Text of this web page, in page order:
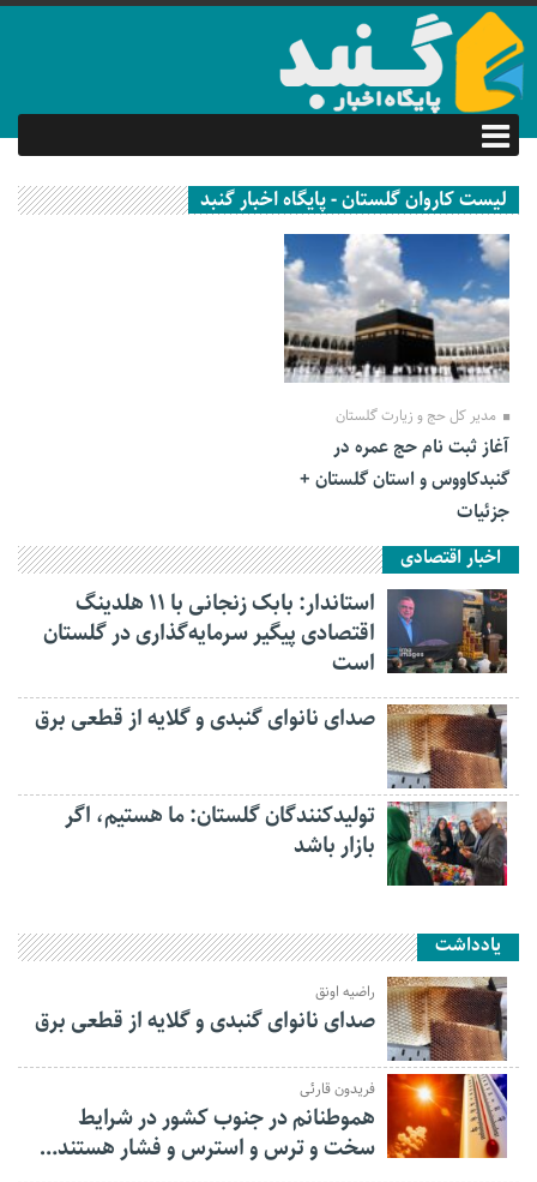
لیست کاروان گلستان - پایگاه اخبار گنبد
21 آذر 1402
مدیر کل حج و زیارت گلستان
آغاز ثبت نام حج عمره در
گنبدکاووس و استان گلستان +
جزئیات
اخبار اقتصادی
استاندار: بابک زنجانی با ۱۱ هلدینگ
اقتصادی پیگیر سرمایه‌گذاری در گلستان
است
صدای نانوای گنبدی و گلایه از قطعی برق
تولیدکنندگان گلستان: ما هستیم، اگر
بازار باشد
یادداشت
راضیه اونق
صدای نانوای گنبدی و گلایه از قطعی برق
فریدون قارئی
هموطنانم در جنوب کشور در شرایط
سخت و ترس و استرس و فشار هستند…